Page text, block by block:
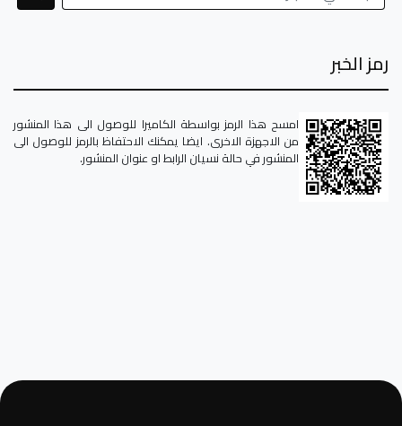
رمز الخبر
امسح هذا الرمز بواسطة الكاميرا للوصول الى هذا المنشور
من الاجهزة الاخرى. ايضا يمكنك الاحتفاظ بالرمز للوصول الى
المنشور في حالة نسيان الرابط او عنوان المنشور.